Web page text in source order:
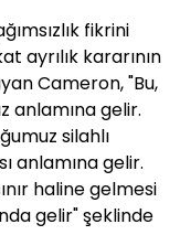
fikrini
ayrılık kararının
Cameron, "Bu,
anlamına gelir.
silahlı
anlamına gelir.
haline gelmesi
gelir" şeklinde